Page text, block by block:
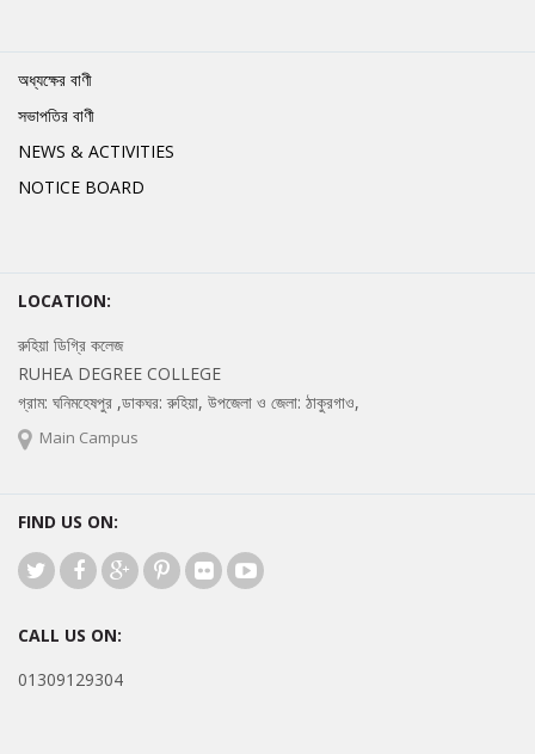
অধ্যক্ষের বাণী
সভাপতির বাণী
NEWS & ACTIVITIES
NOTICE BOARD
LOCATION:
রুহিয়া ডিগ্রি কলেজ
RUHEA DEGREE COLLEGE
গ্রাম: ঘনিমহেষপুর ,ডাকঘর: রুহিয়া, উপজেলা ও জেলা: ঠাকুরগাও,
Main Campus
FIND US ON:
CALL US ON:
01309129304